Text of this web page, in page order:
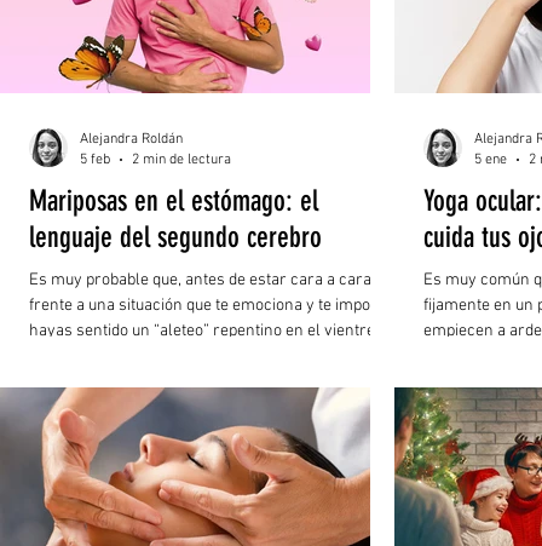
Mariposas en el estómago: el
lenguaje del segundo cerebro
Es muy probable que, antes de estar cara a cara
frente a una situación que te emociona y te importa,
hayas sentido un “aleteo” repentino en el vientre,
sensación de vacío y cosquilleo es en realidad la
respuesta física de tu sistema nervioso ante la
emoción o la expectativa del momento.
Alejandra Roldán
5 feb
2 min de lectura
Yoga
cuida tus
Es muy común
fijamente en un
empiecen a
después de
Alejandra
5 ene
2